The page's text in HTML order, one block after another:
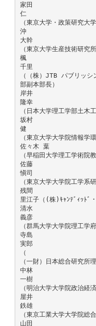
家田
仁
（東京大学・政策研究大
沖
大幹
（東京大学生産技術研究所
楓
千里
（（株）JTB パブリッ
部副本部長）
岸井
隆幸
（日本大学理工学部土木
坂村
健
（東京大学大学院情報学
佐々木 葉
（早稲田大学理工学術院教
佐藤
愼司
（東京大学大学院工学系
残間
里江子（(株)ｷｬﾝﾃﾞｨｯﾄﾞ
清水
義彦
（群馬大学大学院理工学府
寺島
実郎
（
（一財）日本総合研究所理
中林
一樹
（明治大学大学院政治経
屋井
鉄雄
（東京工業大学大学院総
山田